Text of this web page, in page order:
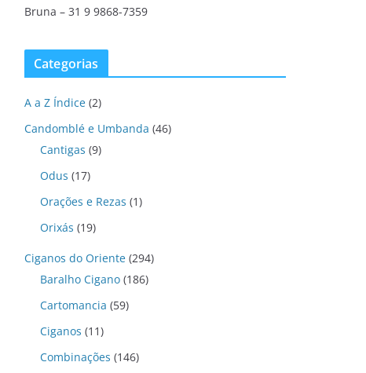
Bruna – 31 9 9868-7359
Categorias
A a Z Índice (2)
Candomblé e Umbanda (46)
Cantigas (9)
Odus (17)
Orações e Rezas (1)
Orixás (19)
Ciganos do Oriente (294)
Baralho Cigano (186)
Cartomancia (59)
Ciganos (11)
Combinações (146)